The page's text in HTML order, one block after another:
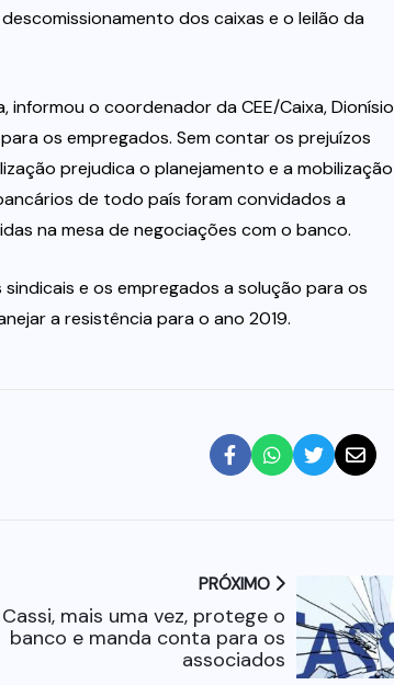
dos caixas e o leilão da
informou o coordenador da CEE/Caixa, Dionísio
os empregados. Sem contar os prejuízos
prejudica o planejamento e a mobilização
de todo país foram convidados a
na mesa de negociações com o banco.
e os empregados a solução para os
a resistência para o ano 2019.
PRÓXIMO
Cassi, mais uma vez, protege o
banco e manda conta para os
associados